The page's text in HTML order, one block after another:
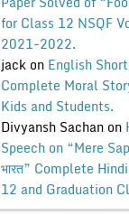
for Class 12 NSQF
2021-2022.
jackon English
Complete Moral
Kids and Students.
Divyansh Sachanon
Speech on “Mere
भारत” Complete
12 and Graduation